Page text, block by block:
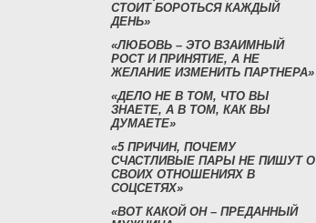
СТОИТ БОРОТЬСЯ КАЖДЫЙ
ДЕНЬ»
«ЛЮБОВЬ – ЭТО ВЗАИМНЫЙ
РОСТ И ПРИНЯТИЕ, А НЕ
ЖЕЛАНИЕ ИЗМЕНИТЬ ПАРТНЕРА»
«ДЕЛО НЕ В ТОМ, ЧТО ВЫ
ЗНАЕТЕ, А В ТОМ, КАК ВЫ
ДУМАЕТЕ»
«5 ПРИЧИН, ПОЧЕМУ
СЧАСТЛИВЫЕ ПАРЫ НЕ ПИШУТ О
СВОИХ ОТНОШЕНИЯХ В
СОЦСЕТЯХ»
«ВОТ КАКОЙ ОН – ПРЕДАННЫЙ